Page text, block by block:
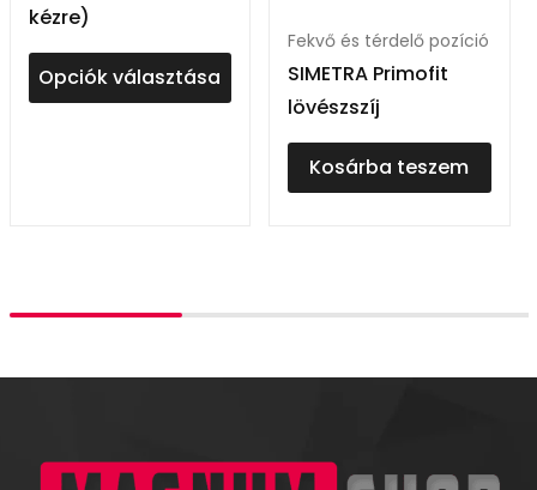
kézre)
Opciók választása
Fekvő és térdelő pozíció
SIMETRA Primofit
lövészszíj
Kosárba teszem